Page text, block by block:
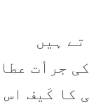
ہیں
جرأت
کا کَیف